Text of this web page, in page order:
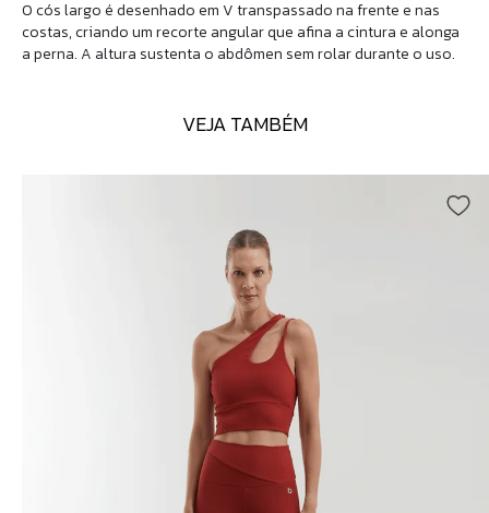
O cós largo é desenhado em V transpassado na frente e nas
costas, criando um recorte angular que afina a cintura e alonga
a perna. A altura sustenta o abdômen sem rolar durante o uso.
VEJA TAMBÉM